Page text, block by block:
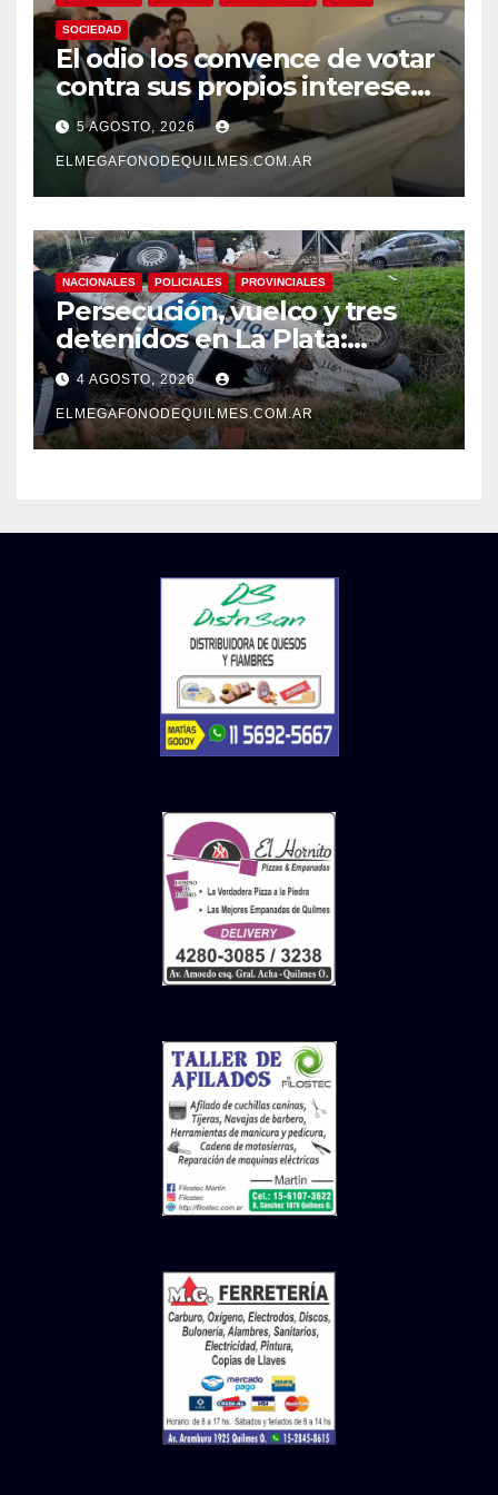
SOCIEDAD
El odio los convence de votar
contra sus propios intereses.
Una Sociedad atrapada en la
grieta
5 AGOSTO, 2026
ELMEGAFONODEQUILMES.COM.AR
NACIONALES POLICIALES PROVINCIALES
Persecución, vuelco y tres
detenidos en La Plata:
recuperaron motos robadas
tras un operativo policial
4 AGOSTO, 2026
ELMEGAFONODEQUILMES.COM.AR